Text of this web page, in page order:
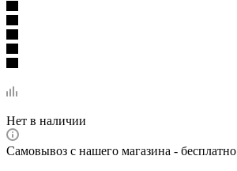
Нет в наличии
Самовывоз с нашего магазина - бесплатно